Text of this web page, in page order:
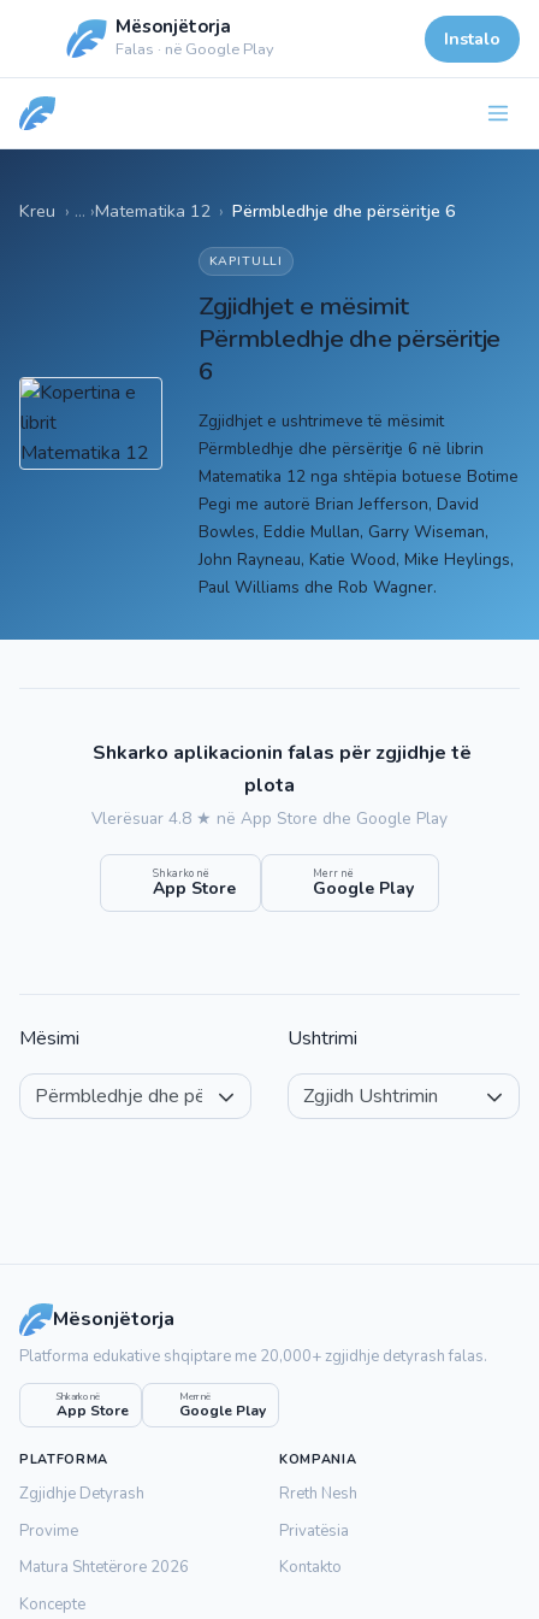
Mësonjëtorja
Falas · në Google Play Instalo
Kreu Matematika 12 › Përmbledhje dhe përsëritje 6
KAPITULLI
Zgjidhjet e mësimit
Përmbledhje dhe përsëritje
6
Zgjidhjet e ushtrimeve të mësimit
Përmbledhje dhe përsëritje 6 në librin
Matematika 12 nga shtëpia botuese Botime
Pegi me autorë Brian Jefferson, David
Bowles, Eddie Mullan, Garry Wiseman,
John Rayneau, Katie Wood, Mike Heylings,
Paul Williams dhe Rob Wagner.
Shkarko aplikacionin falas për zgjidhje të
plota
Vlerësuar 4.8 ★ në App Store dhe Google Play
Shkarko në
App Store
Merr në
Google Play
Mësimi Ushtrimi
Mësonjëtorja
Platforma edukative shqiptare me 20,000+ zgjidhje detyrash falas.
Shkarko në
App Store
Merr në
Google Play
PLATFORMA
Zgjidhje Detyrash
Provime
Matura Shtetërore 2026
Koncepte
KOMPANIA
Rreth Nesh
Privatësia
Kontakto